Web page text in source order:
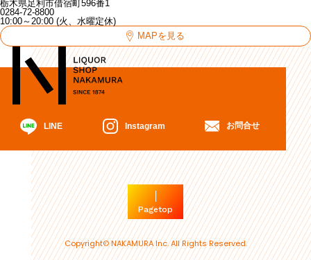
栃木県足利市借宿町596番1
0284-72-8800
10:00～20:00 (火、水曜定休)
MAPを見る
LINE Instagram お問合せ
Pagetop
Copyright© NAKAMURA Inc. All Rights Reserved.